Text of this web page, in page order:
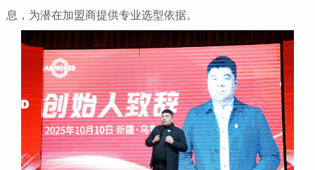
息，为潜在加盟商提供专业选型依据。